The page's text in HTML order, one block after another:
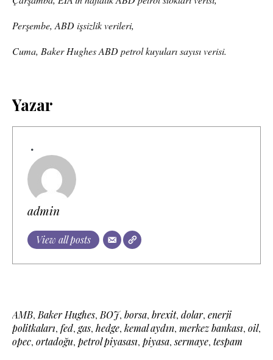
Perşembe, ABD işsizlik verileri,
Cuma, Baker Hughes ABD petrol kuyuları sayısı verisi.
Yazar
admin
View all posts
AMB, Baker Hughes, BOJ, borsa, brexit, dolar, enerji
politkaları, fed, gas, hedge, kemal aydın, merkez bankası, oil,
opec, ortadoğu, petrol piyasası, piyasa,sermaye, tespam